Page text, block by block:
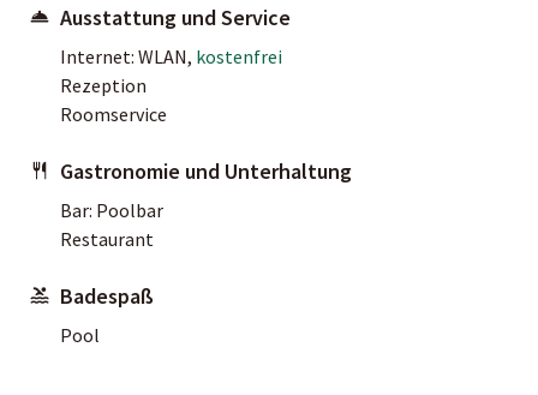
Ausstattung und Service
Internet: WLAN, kostenfrei
Rezeption
Roomservice
Gastronomie und Unterhaltung
Bar: Poolbar
Restaurant
Badespaß
Pool